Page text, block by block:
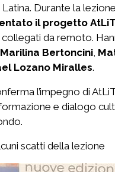
Durante la
il progetto
collegati da remoto.
Marilina Bertoncini,
Lozano Miralles.
l’impegno di
e dialogo
scatti della lezione